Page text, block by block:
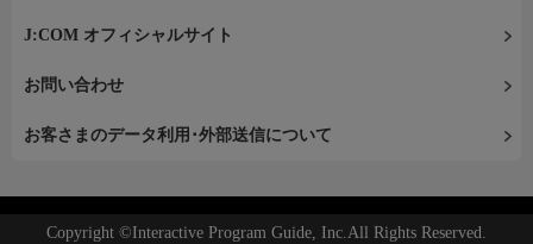
J:COM オフィシャルサイト
お問い合わせ
お客さまのデータ利用･外部送信について
Copyright ©Interactive Program Guide, Inc.All Rights Reserved.